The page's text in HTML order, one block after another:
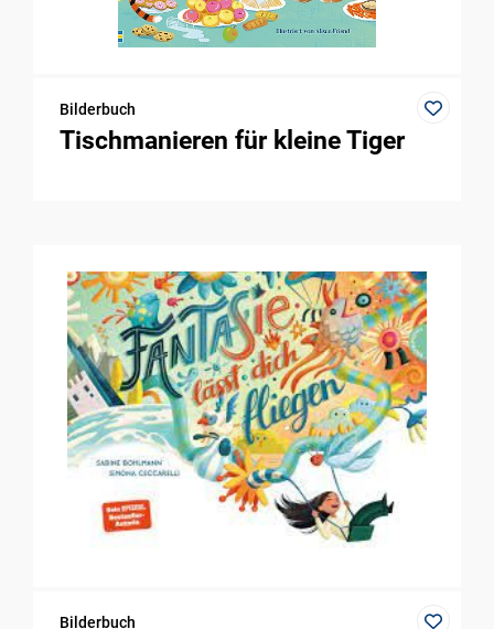
Bilderbuch
Tischmanieren für kleine Tiger
Bilderbuch